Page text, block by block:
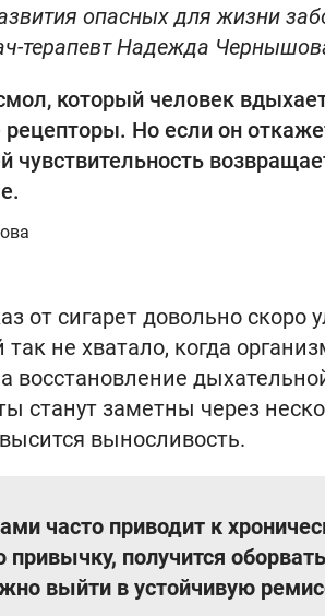
опасных для жизни
терапевт Надежда
который человек
Но если он
чувствительность
от сигарет довольно
так не хватало, когда
восстановление
станут заметны через
выносливость.
часто приводит к
привычку, получится
выйти в устойчивую